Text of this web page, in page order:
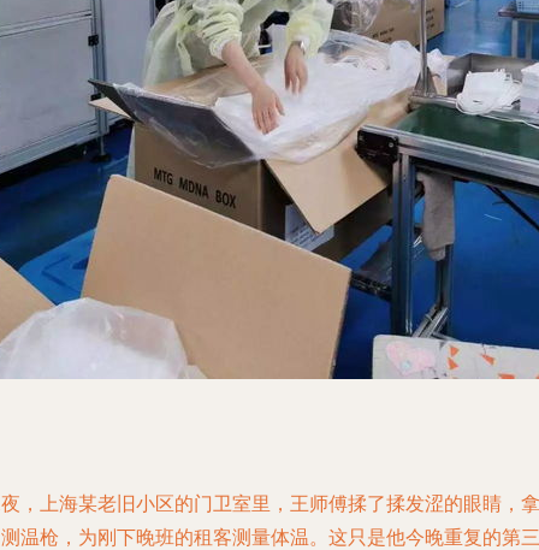
，上海某老旧小区的门卫室里，王师傅揉了揉发涩的眼睛，拿
温枪，为刚下晚班的租客测量体温。这只是他今晚重复的第三